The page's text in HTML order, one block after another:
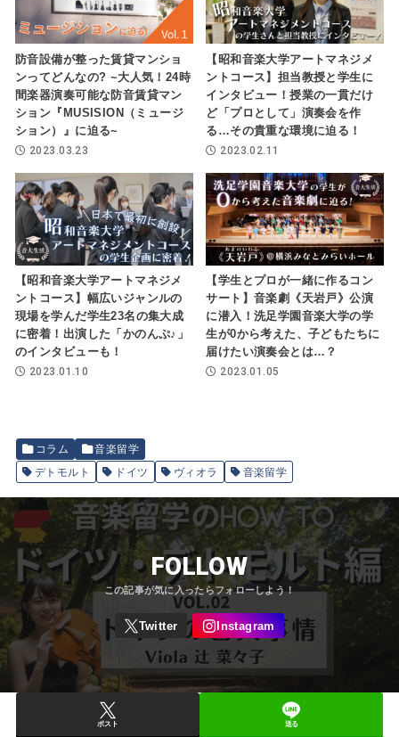
防音設備が整った賃貸マンショ
ンってどんなの? ~大人気！24時
間楽器演奏可能な防音賃貸マン
ション『MUSISION（ミュージ
ション）』に迫る~
2023.03.23
【昭和音楽大学アートマネジメ
ントコース】担当教授と学生に
インタビュー！授業の一貫だけ
ど「プロとして」演奏会を作
る…その貴重な環境に迫る！
2023.02.11
【昭和音楽大学アートマネジメ
ントコース】幅広いジャンルの
現場を学んだ学生23名の集大成
に密着！出演した「かのんぷ♪」
のインタビューも！
2023.01.10
【学生とプロが一緒に作るコン
サート】音楽劇《天岩戸》公演
に潜入！洗足学園音楽大学の学
生が0から考えた、子どもたちに
届けたい演奏会とは…？
2023.01.05
コラム
音楽留学
デトモルト
ドイツ ヴィオラ 音楽留学
FOLLOW
ポスト 送る